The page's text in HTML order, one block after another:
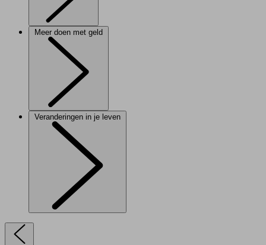
Meer doen met geld
Veranderingen in je leven